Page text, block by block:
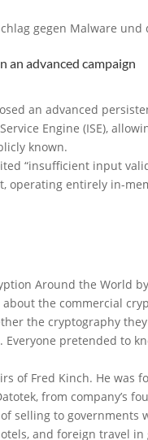
gegen Malware
an advanced campaign
an advanced
Engine (ISE),
known.
“insufficient input
operating entirely in-
Around the World
the commercial
the cryptography
pretended to
of Fred Kinch. He
from company’s
selling to governments
and foreign travel